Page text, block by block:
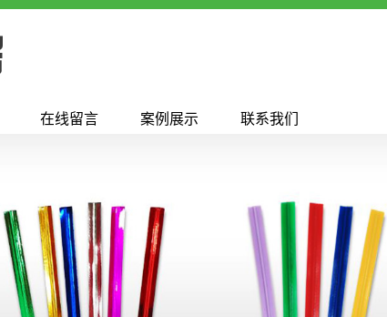
在线留言 案例展示 联系我们